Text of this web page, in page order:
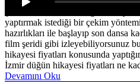
yaptırmak istediği bir çekim
hazırlıkları ile başlayıp son dansa
film şeridi gibi izleyebiliyorsunuz
hikayesi fiyatları konusunda
İzmir düğün hikayesi fiyatları ne
Devamını Oku